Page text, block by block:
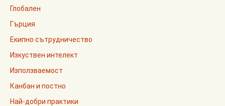
Глобален
Гърция
Екипно сътрудничество
Изкуствен интелект
Използваемост
Канбан и постно
Най-добри практики